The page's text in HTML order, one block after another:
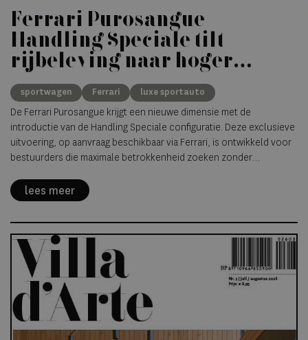
Ferrari Purosangue
Handling Speciale tilt
rijbeleving naar hoger
niveau
sportwagen Ferrari luxe sportauto
De Ferrari Purosangue krijgt een nieuwe dimensie met de
introductie van de Handling Speciale configuratie. Deze exclusieve
uitvoering, op aanvraag beschikbaar via Ferrari, is ontwikkeld voor
bestuurders die maximale betrokkenheid zoeken zonder
lees meer